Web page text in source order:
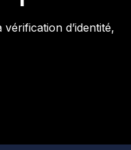
d’identité,